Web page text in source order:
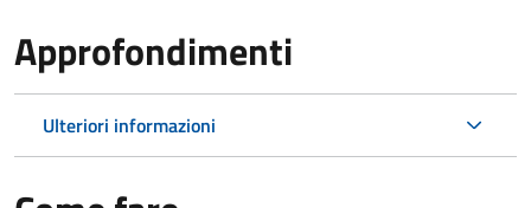
Approfondimenti
Ulteriori informazioni